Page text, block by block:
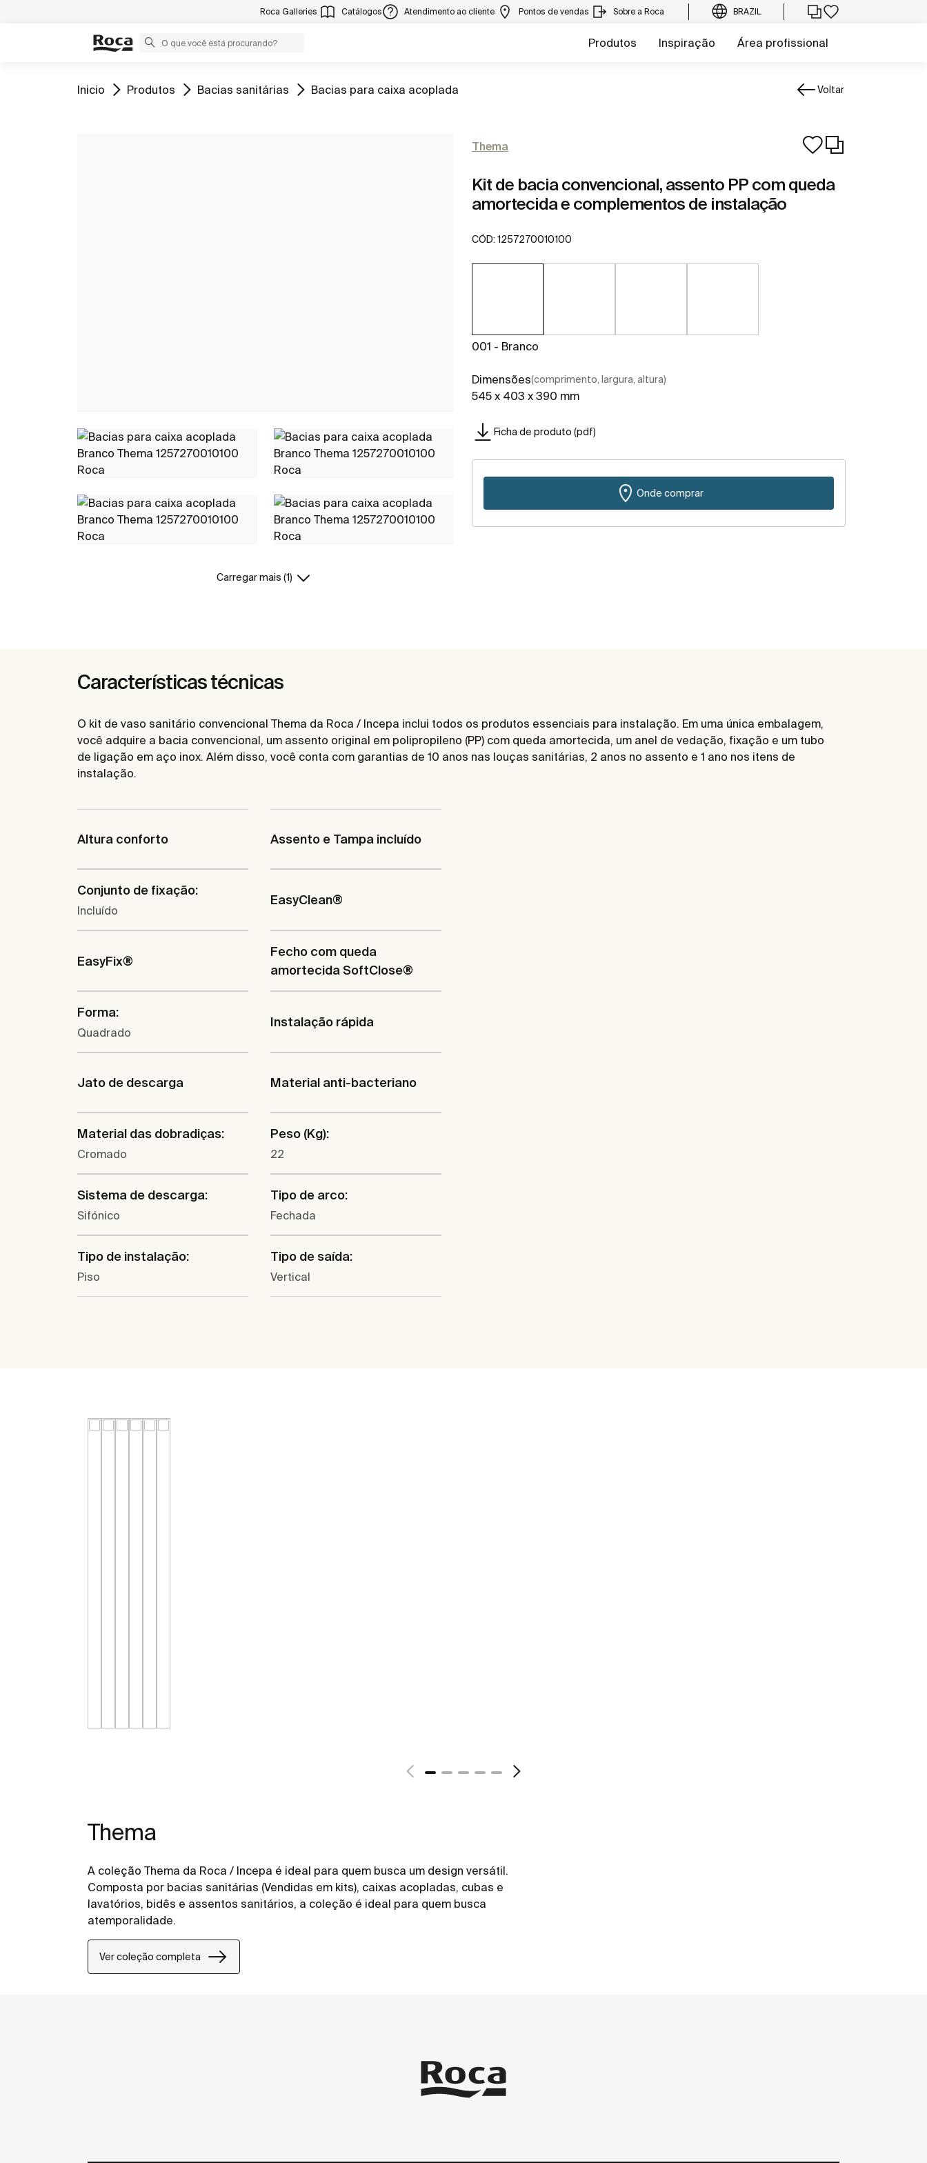
Roca Galleries Catálogos Atendimento ao cliente Pontos de vendas Sobre a Roca BRAZIL
Produtos Inspiração Área profissional
Ir para
Inicio Ir para
Produtos Ir para
Bacias sanitárias Ir para
Bacias para caixa acoplada Voltar
Carregar mais (1)
Thema
Kit de bacia convencional, assento PP com queda
amortecida e complementos de instalação
CÓD: 1257270010100
001 - Branco
Dimensões(comprimento, largura, altura)
545 x 403 x 390 mm
Ficha de produto (pdf)
Onde comprar
Características técnicas
O kit de vaso sanitário convencional Thema da Roca / Incepa inclui todos os produtos essenciais para instalação. Em uma única embalagem,
você adquire a bacia convencional, um assento original em polipropileno (PP) com queda amortecida, um anel de vedação, fixação e um tubo
de ligação em aço inox. Além disso, você conta com garantias de 10 anos nas louças sanitárias, 2 anos no assento e 1 ano nos itens de
instalação.
Altura conforto Assento e Tampa incluído
Conjunto de fixação:
Incluído
EasyClean®
EasyFix®
Fecho com queda
amortecida SoftClose®
Forma:
Quadrado
Instalação rápida
Jato de descarga Material anti-bacteriano
Material das dobradiças:
Cromado
Peso (Kg):
22
Sistema de descarga:
Sifónico
Tipo de arco:
Fechada
Tipo de instalação:
Piso
Tipo de saída:
Vertical
Thema
A coleção Thema da Roca / Incepa é ideal para quem busca um design versátil.
Composta por bacias sanitárias (Vendidas em kits), caixas acopladas, cubas e
lavatórios, bidês e assentos sanitários, a coleção é ideal para quem busca
atemporalidade.
Ver coleção completa